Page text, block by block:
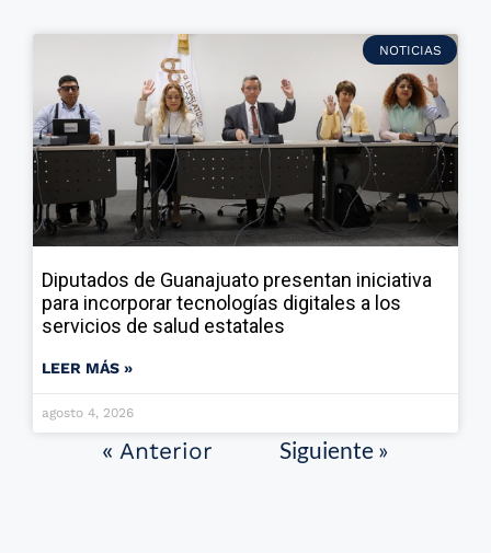
NOTICIAS
Diputados de Guanajuato presentan iniciativa
para incorporar tecnologías digitales a los
servicios de salud estatales
LEER MÁS »
agosto 4, 2026
« Anterior Siguiente »